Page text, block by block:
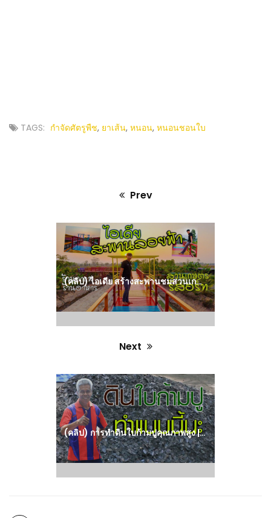
TAGS: กำจัดศัตรูพืช, ยาเส้น, หนอน, หนอนชอนใบ
Prev
(คลิป) ไอเดีย สร้างสะพานชมสวนเกษตร เจ๋งมาก! ได้วิวสวยสุดๆ งบ xxx,xxx | วิถีไทบ้าน : วีดีโอ เกษตร
Next
Next
post:
(คลิป) การทำดินใบก้ามปูคุณภาพสูง | คนรักษ์ป่า : วีดีโอ เกษตร